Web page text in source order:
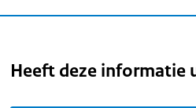
Heeft deze informatie